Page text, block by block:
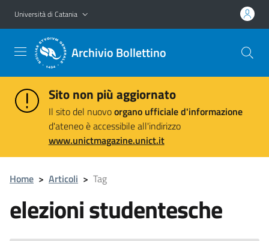
Vai al contenuto principale
Vai al menu di navigazione
Università di Catania
Archivio Bollettino
Sito non più aggiornato
Il sito del nuovoorgano ufficiale d'informazione
d'ateneo è accessibile all'indirizzo
www.unictmagazine.unict.it
Home > Articoli > Tag
elezioni studentesche